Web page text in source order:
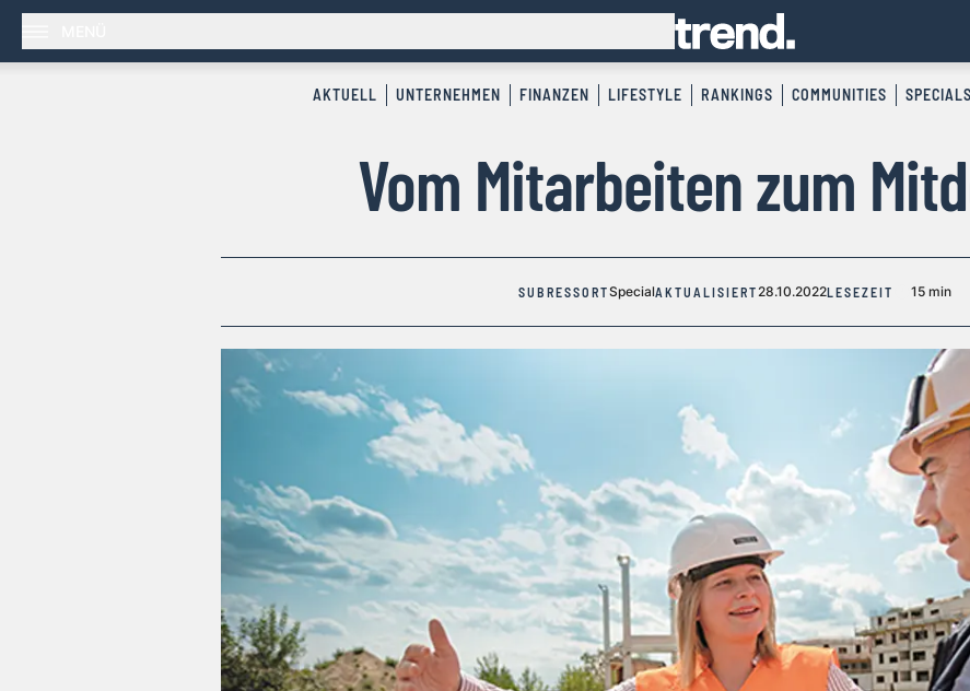
AKTUELL UNTERNEHMEN FINANZEN LIFESTYLE RANKINGS COMMUNITIES SPECIALS
Vom Mitarbeiten zum
SUBRESSORTSpecialAKTUALISIERT28.10.2022LESEZEIT 15 min